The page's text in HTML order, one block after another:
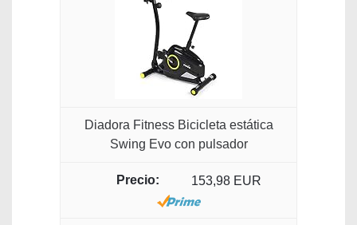
Diadora Fitness Bicicleta estática
Swing Evo con pulsador
153,98 EUR